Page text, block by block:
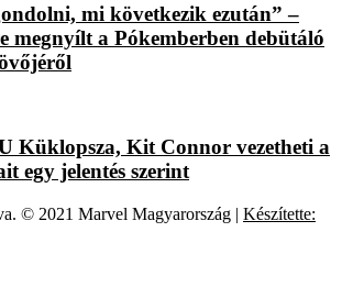
mi következik ezután” –
megnyílt a Pókemberben debütáló
Küklopsza, Kit Connor vezetheti a
egy jelentés szerint
© 2021 Marvel Magyarország | Készítette: